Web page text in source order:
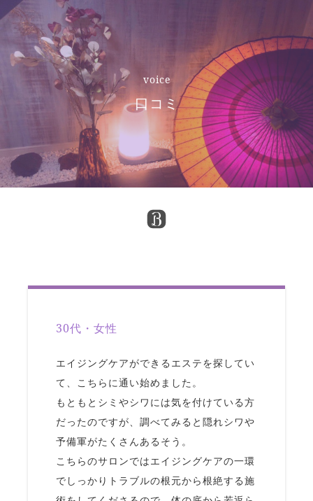
voice
口コミ
30代・女性
エイジングケアができるエステを探してい
て、こちらに通い始めました。
もともとシミやシワには気を付けている方
だったのですが、調べてみると隠れシワや
予備軍がたくさんあるそう。
こちらのサロンではエイジングケアの一環
でしっかりトラブルの根元から根絶する施